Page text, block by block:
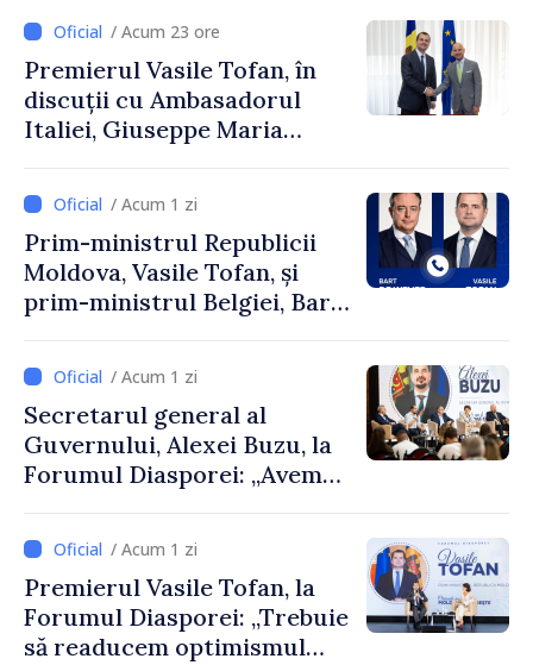
Uygar Mustafa Sertel
/ Acum 23 ore
Premierul Vasile Tofan, în
discuții cu Ambasadorul
Italiei, Giuseppe Maria
/ Acum 1 zi
Prim-ministrul Republicii
Moldova, Vasile Tofan, și
prim-ministrul Belgiei, Bart
despre parcursul european
al Republicii Moldova.
/ Acum 1 zi
Secretarul general al
Guvernului, Alexei Buzu, la
Forumul Diasporei: „Avem
dumneavoastră pentru a
construi comunități mai
puternice”
/ Acum 1 zi
Premierul Vasile Tofan, la
Forumul Diasporei: „Trebuie
să readucem optimismul